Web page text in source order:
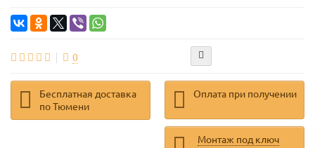
0
Бесплатная доставка
по Тюмени
Оплата при получении
Монтаж под ключ